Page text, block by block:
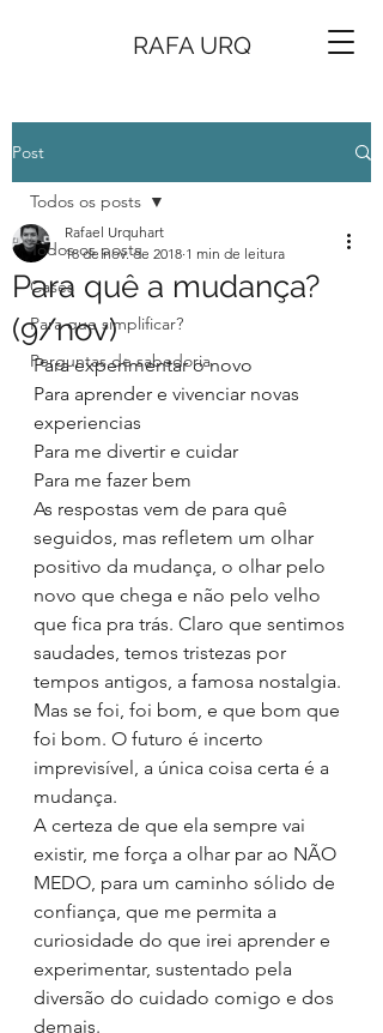
RAFA URQ
Post
Todos os posts
Cases
Para que simplificar?
Perguntas de sabedoria
Todos os posts
Para quê a mudança?
(9/nov)
Rafael Urquhart
18 de nov. de 2018 1 min de leitura
Para experimentar o novo
Para aprender e vivenciar novas
experiencias
Para me divertir e cuidar
Para me fazer bem
As respostas vem de para quê
seguidos, mas refletem um olhar
positivo da mudança, o olhar pelo
novo que chega e não pelo velho
que fica pra trás. Claro que sentimos
saudades, temos tristezas por
tempos antigos, a famosa nostalgia.
Mas se foi, foi bom, e que bom que
foi bom. O futuro é incerto
imprevisível, a única coisa certa é a
mudança.
A certeza de que ela sempre vai
existir, me força a olhar par ao NÃO
MEDO, para um caminho sólido de
confiança, que me permita a
curiosidade do que irei aprender e
experimentar, sustentado pela
diversão do cuidado comigo e dos
demais.